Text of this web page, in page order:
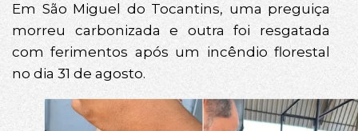
Em São Miguel do Tocantins, uma preguiça
morreu carbonizada e outra foi resgatada
com ferimentos após um incêndio florestal
no dia 31 de agosto.